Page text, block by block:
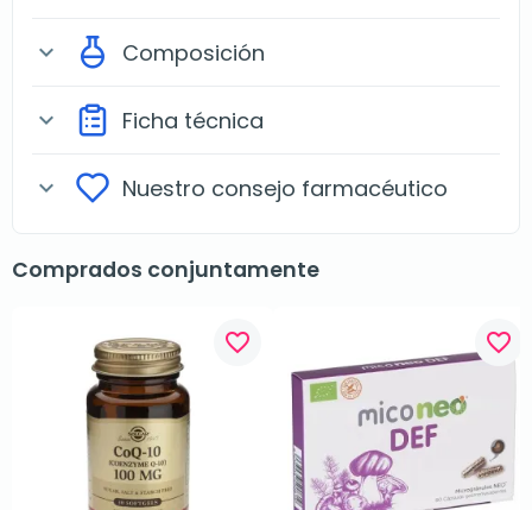
expand_more Composición
expand_more Ficha técnica
expand_more Nuestro consejo farmacéutico
Comprados conjuntamente
favorite_border favorite_border